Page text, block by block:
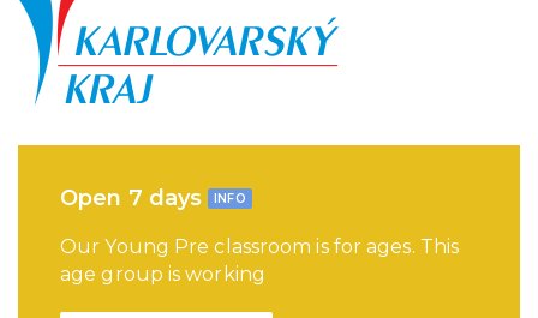
Open 7 days INFO
Our Young Pre classroom is for ages. This
age group is working